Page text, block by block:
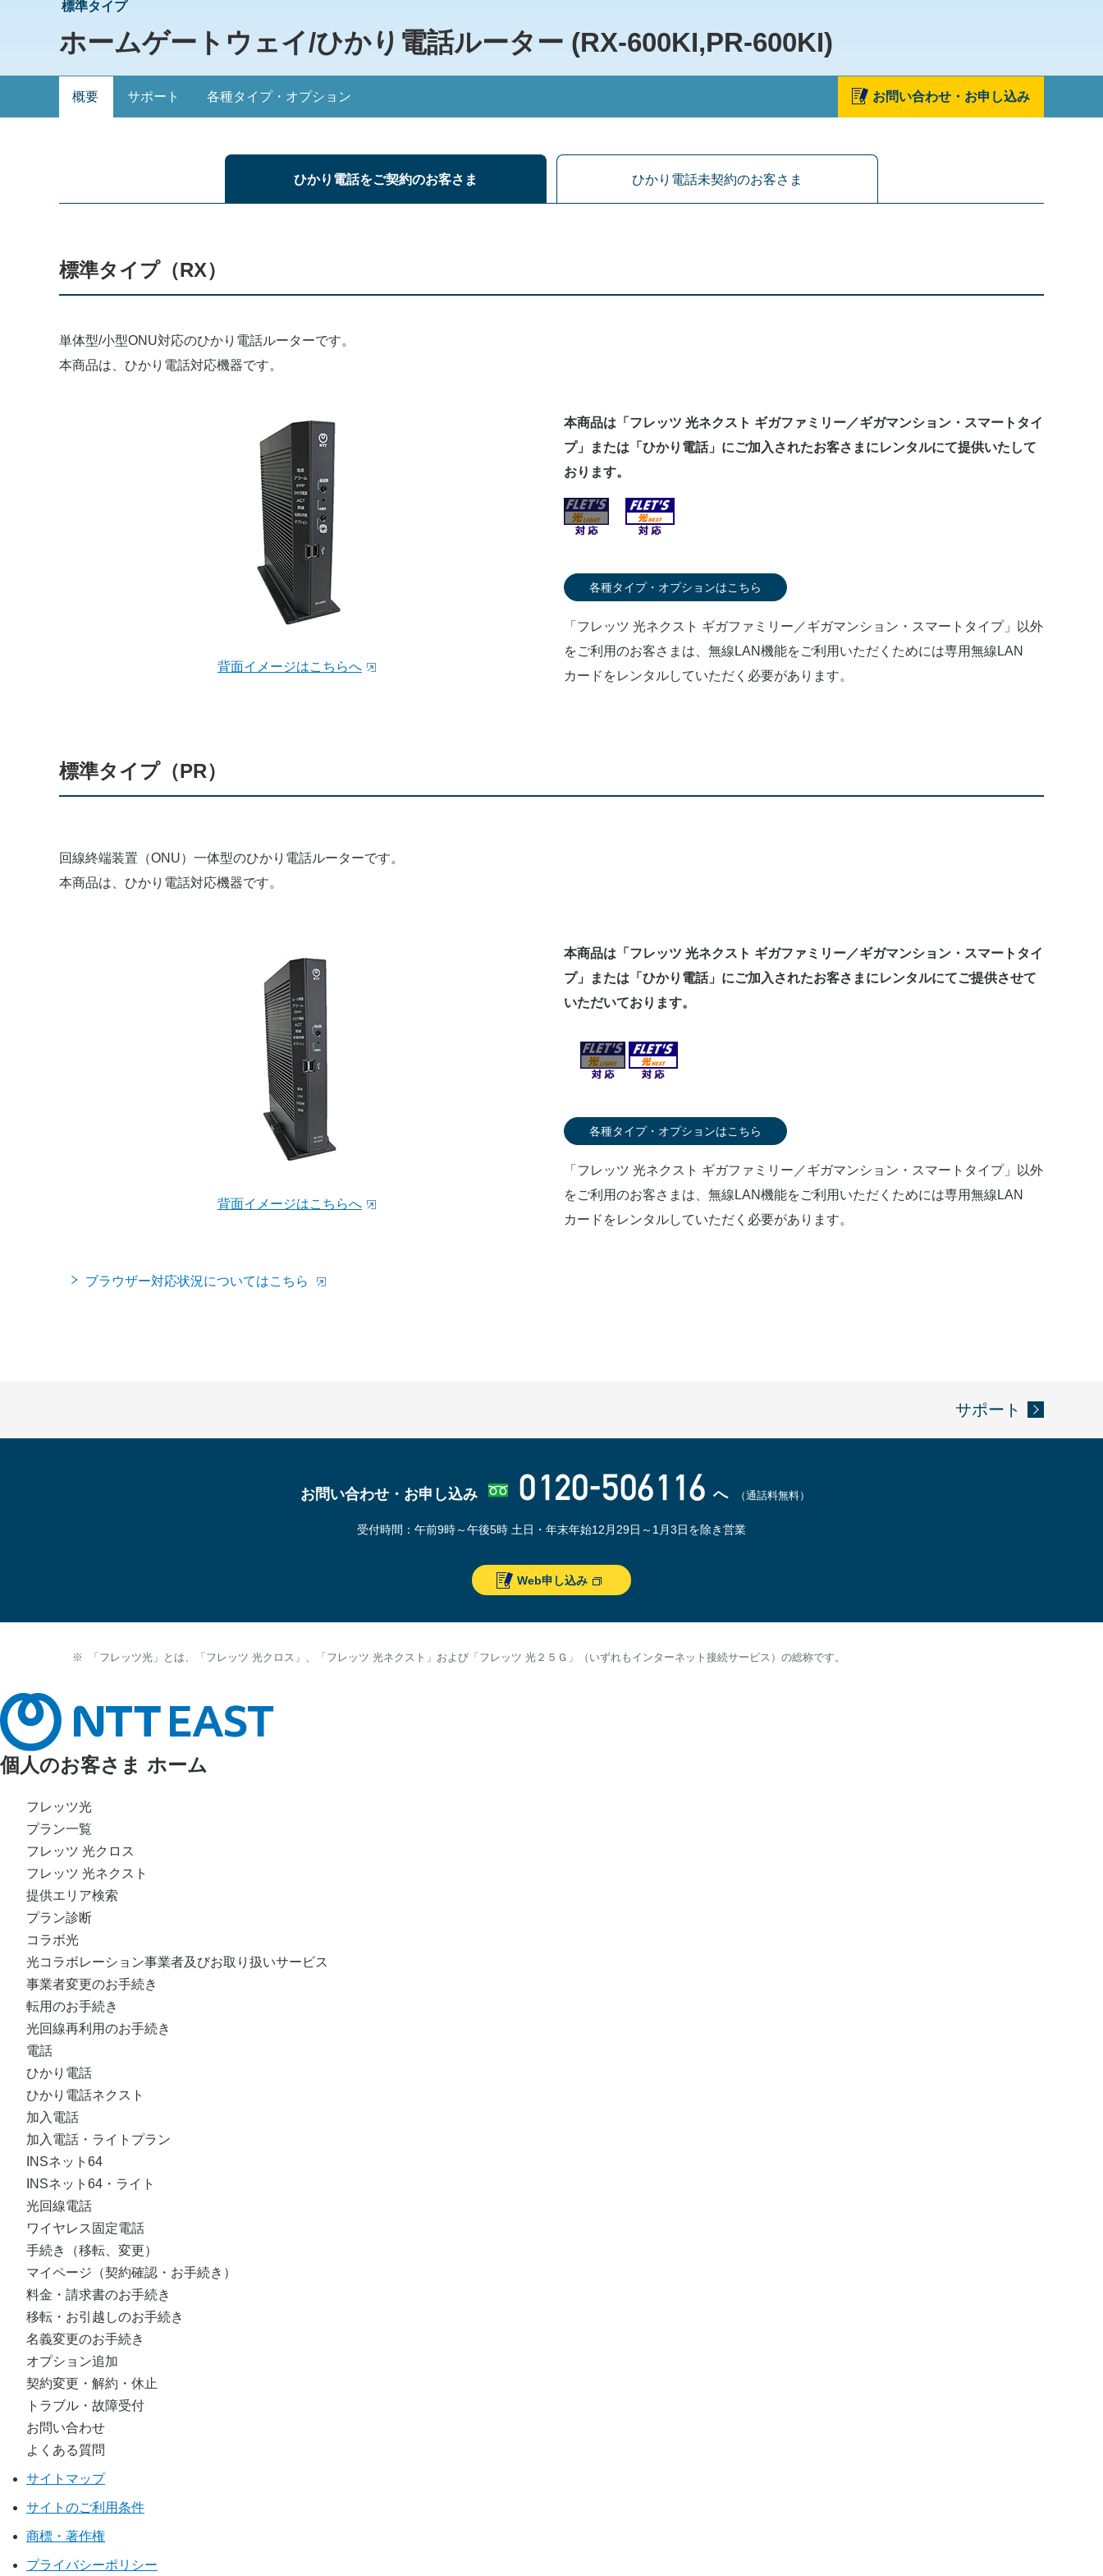
標準タイプ
ホームゲートウェイ/ひかり電話ルーター (RX-600KI,PR-600KI)
概要 サポート 各種タイプ・オプション お問い合わせ・お申し込み
ひかり電話をご契約のお客さま ひかり電話未契約のお客さま
標準タイプ（RX）
単体型/小型ONU対応のひかり電話ルーターです。
本商品は、ひかり電話対応機器です。
背面イメージはこちらへ
本商品は「フレッツ 光ネクスト ギガファミリー／ギガマンション・スマートタイ
プ」または「ひかり電話」にご加入されたお客さまにレンタルにて提供いたして
おります。
各種タイプ・オプションはこちら
「フレッツ 光ネクスト ギガファミリー／ギガマンション・スマートタイプ」以外
をご利用のお客さまは、無線LAN機能をご利用いただくためには専用無線LAN
カードをレンタルしていただく必要があります。
標準タイプ（PR）
回線終端装置（ONU）一体型のひかり電話ルーターです。
本商品は、ひかり電話対応機器です。
背面イメージはこちらへ
本商品は「フレッツ 光ネクスト ギガファミリー／ギガマンション・スマートタイ
プ」または「ひかり電話」にご加入されたお客さまにレンタルにてご提供させて
いただいております。
各種タイプ・オプションはこちら
「フレッツ 光ネクスト ギガファミリー／ギガマンション・スマートタイプ」以外
をご利用のお客さまは、無線LAN機能をご利用いただくためには専用無線LAN
カードをレンタルしていただく必要があります。
ブラウザー対応状況についてはこちら
サポート
お問い合わせ・お申し込み 0120-506116 へ （通話料無料）
受付時間：午前9時～午後5時 土日・年末年始12月29日～1月3日を除き営業
Web申し込み
「フレッツ光」とは、「フレッツ 光クロス」、「フレッツ 光ネクスト」および「フレッツ 光２５Ｇ」（いずれもインターネット接続サービス）の総称です。
個人のお客さま ホーム
フレッツ光
プラン一覧
フレッツ 光クロス
フレッツ 光ネクスト
提供エリア検索
プラン診断
コラボ光
光コラボレーション事業者及びお取り扱いサービス
事業者変更のお手続き
転用のお手続き
光回線再利用のお手続き
電話
ひかり電話
ひかり電話ネクスト
加入電話
加入電話・ライトプラン
INSネット64
INSネット64・ライト
光回線電話
ワイヤレス固定電話
手続き（移転、変更）
マイページ（契約確認・お手続き）
料金・請求書のお手続き
移転・お引越しのお手続き
名義変更のお手続き
オプション追加
契約変更・解約・休止
トラブル・故障受付
お問い合わせ
よくある質問
サイトマップ
サイトのご利用条件
商標・著作権
プライバシーポリシー